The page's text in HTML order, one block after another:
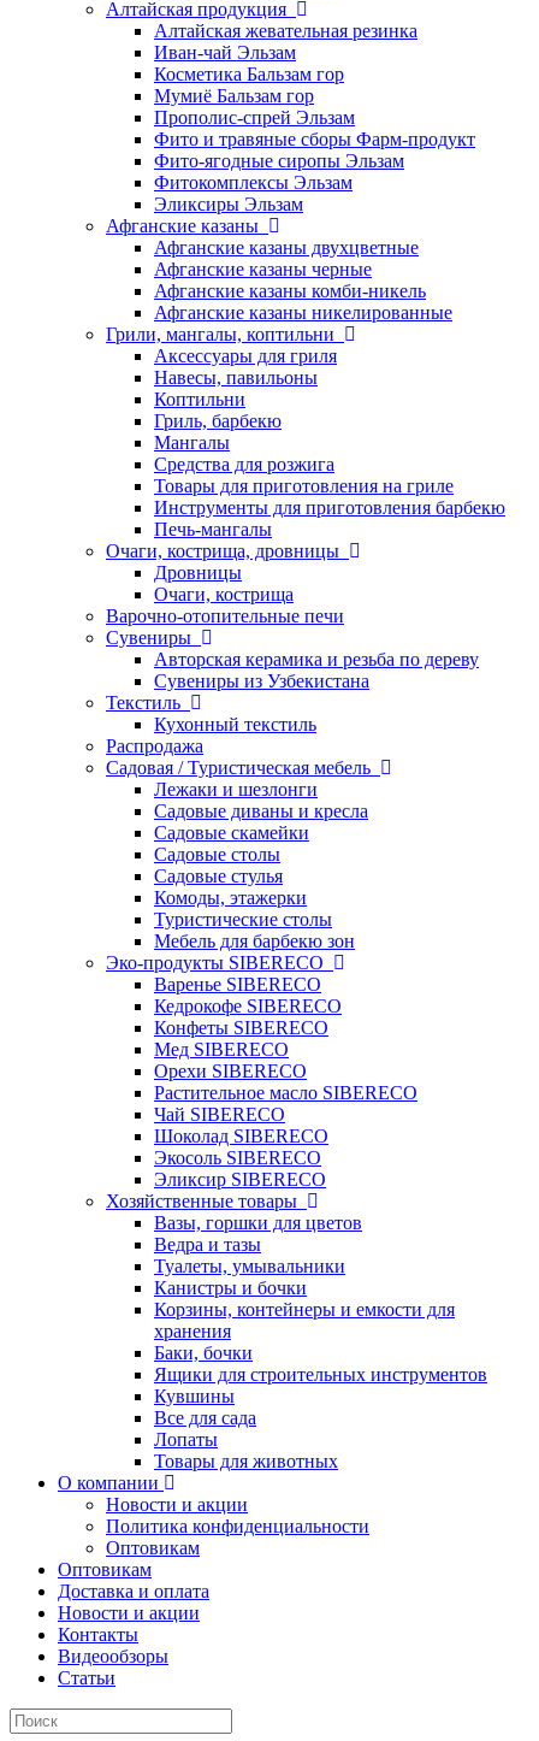
Алтайская продукция
Алтайская жевательная резинка
Иван-чай Эльзам
Косметика Бальзам гор
Мумиё Бальзам гор
Прополис-спрей Эльзам
Фито и травяные сборы Фарм-продукт
Фито-ягодные сиропы Эльзам
Фитокомплексы Эльзам
Эликсиры Эльзам
Афганские казаны
Афганские казаны двухцветные
Афганские казаны черные
Афганские казаны комби-никель
Афганские казаны никелированные
Грили, мангалы, коптильни
Аксессуары для гриля
Навесы, павильоны
Коптильни
Гриль, барбекю
Мангалы
Средства для розжига
Товары для приготовления на гриле
Инструменты для приготовления барбекю
Печь-мангалы
Очаги, кострища, дровницы
Дровницы
Очаги, кострища
Варочно-отопительные печи
Сувениры
Авторская керамика и резьба по дереву
Сувениры из Узбекистана
Текстиль
Кухонный текстиль
Распродажа
Садовая / Туристическая мебель
Лежаки и шезлонги
Садовые диваны и кресла
Садовые скамейки
Садовые столы
Садовые стулья
Комоды, этажерки
Туристические столы
Мебель для барбекю зон
Эко-продукты SIBERECO
Варенье SIBERECO
Кедрокофе SIBERECO
Конфеты SIBERECO
Мед SIBERECO
Орехи SIBERECO
Растительное масло SIBERECO
Чай SIBERECO
Шоколад SIBERECO
Экосоль SIBERECO
Эликсир SIBERECO
Хозяйственные товары
Вазы, горшки для цветов
Ведра и тазы
Туалеты, умывальники
Канистры и бочки
Корзины, контейнеры и емкости для
хранения
Баки, бочки
Ящики для строительных инструментов
Кувшины
Все для сада
Лопаты
Товары для животных
О компании
Новости и акции
Политика конфиденциальности
Оптовикам
Оптовикам
Доставка и оплата
Новости и акции
Контакты
Видеообзоры
Статьи